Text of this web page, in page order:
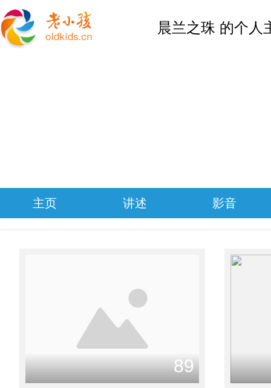
晨兰之珠 的个人
主页 讲述 影音
89